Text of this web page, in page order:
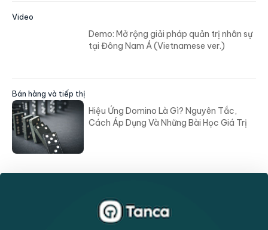
Video
Demo: Mở rộng giải pháp quản trị nhân sự
tại Đông Nam Á (Vietnamese ver.)
Bán hàng và tiếp thị
Hiệu Ứng Domino Là Gì? Nguyên Tắc,
Cách Áp Dụng Và Những Bài Học Giá Trị